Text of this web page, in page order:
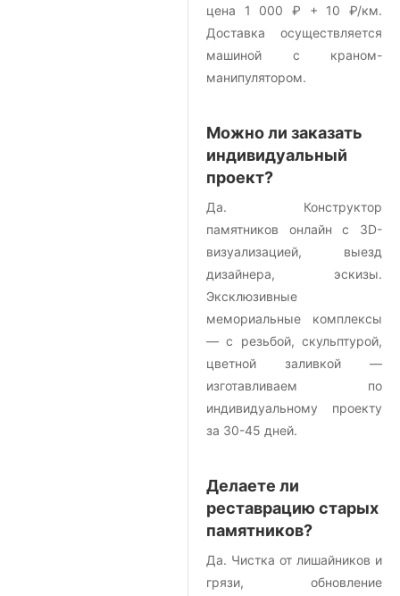
цена 1 000 ₽ + 10 ₽/км.
Доставка осуществляется
машиной с краном-
манипулятором.
Можно ли заказать
индивидуальный
проект?
Да. Конструктор
памятников онлайн с 3D-
визуализацией, выезд
дизайнера, эскизы.
Эксклюзивные
мемориальные комплексы
— с резьбой, скульптурой,
цветной заливкой —
изготавливаем по
индивидуальному проекту
за 30-45 дней.
Делаете ли
реставрацию старых
памятников?
Да. Чистка от лишайников и
грязи, обновление